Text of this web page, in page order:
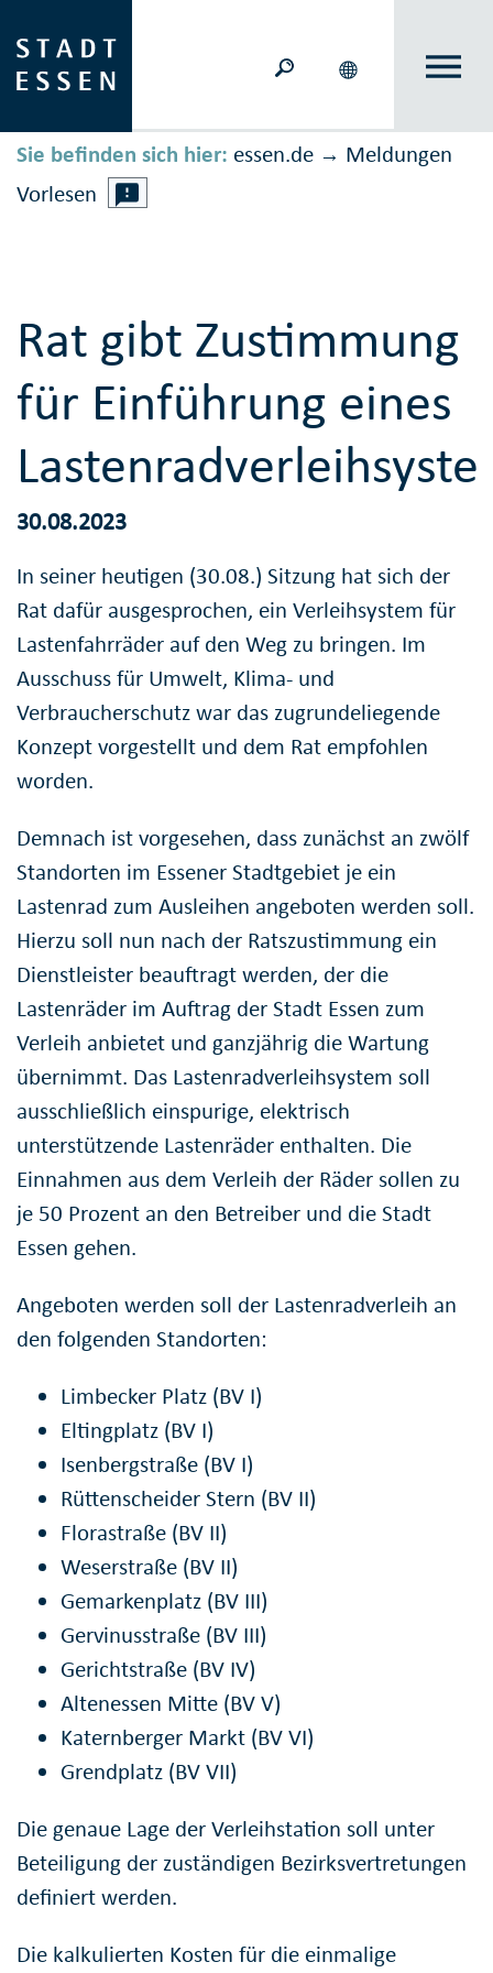
Sie befinden sich hier: essen.de → Meldungen
Vorlesen
Rat gibt Zustimmung
für Einführung eines
30.08.2023
In seiner heutigen (30.08.) Sitzung hat sich der
Rat dafür ausgesprochen, ein Verleihsystem für
Lastenfahrräder auf den Weg zu bringen. Im
Ausschuss für Umwelt, Klima- und
Verbraucherschutz war das zugrundeliegende
Konzept vorgestellt und dem Rat empfohlen
worden.
Demnach ist vorgesehen, dass zunächst an zwölf
Standorten im Essener Stadtgebiet je ein
Lastenrad zum Ausleihen angeboten werden soll.
Hierzu soll nun nach der Ratszustimmung ein
Dienstleister beauftragt werden, der die
Lastenräder im Auftrag der Stadt Essen zum
Verleih anbietet und ganzjährig die Wartung
übernimmt. Das Lastenradverleihsystem soll
ausschließlich einspurige, elektrisch
unterstützende Lastenräder enthalten. Die
Einnahmen aus dem Verleih der Räder sollen zu
je 50 Prozent an den Betreiber und die Stadt
Essen gehen.
Angeboten werden soll der Lastenradverleih an
den folgenden Standorten:
Limbecker Platz (BV I)
Eltingplatz (BV I)
Isenbergstraße (BV I)
Rüttenscheider Stern (BV II)
Florastraße (BV II)
Weserstraße (BV II)
Gemarkenplatz (BV III)
Gervinusstraße (BV III)
Gerichtstraße (BV IV)
Altenessen Mitte (BV V)
Katernberger Markt (BV VI)
Grendplatz (BV VII)
Die genaue Lage der Verleihstation soll unter
Beteiligung der zuständigen Bezirksvertretungen
definiert werden.
Die kalkulierten Kosten für die einmalige